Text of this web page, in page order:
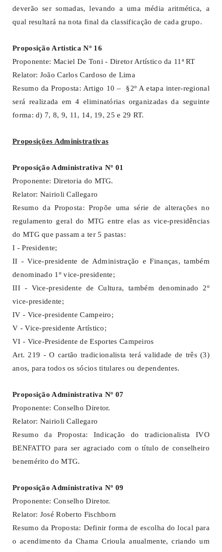
deverão ser somadas, levando a uma média aritmética, a
qual resultará na nota final da classificação de cada grupo.
Proposição Artistica Nº 16
Proponente: Maciel De Toni - Diretor Artístico da 11ª RT
Relator: João Carlos Cardoso de Lima
Resumo da Proposta: Artigo 10 – §2º A etapa inter-regional
será realizada em 4 eliminatórias organizadas da seguinte
forma: d) 7, 8, 9, 11, 14, 19, 25 e 29 RT.
Proposições Administrativas
Proposição Administrativa Nº 01
Proponente: Diretoria do MTG.
Relator: Nairioli Callegaro
Resumo da Proposta: Propõe uma série de alterações no
regulamento geral do MTG entre elas as vice-presidências
do MTG que passam a ter 5 pastas:
I - Presidente;
II - Vice-presidente de Administração e Finanças, também
denominado 1º vice-presidente;
III - Vice-presidente de Cultura, também denominado 2º
vice-presidente;
IV - Vice-presidente Campeiro;
V - Vice-presidente Artístico;
VI - Vice-Presidente de Esportes Campeiros
Art. 219 - O cartão tradicionalista terá validade de três (3)
anos, para todos os sócios titulares ou dependentes.
Proposição Administrativa Nº 07
Proponente: Conselho Diretor.
Relator: Nairioli Callegaro
Resumo da Proposta: Indicação do tradicionalista IVO
BENFATTO para ser agraciado com o título de conselheiro
benemérito do MTG.
Proposição Administrativa Nº 09
Proponente: Conselho Diretor.
Relator: José Roberto Fischborn
Resumo da Proposta: Definir forma de escolha do local para
o acendimento da Chama Crioula anualmente, criando um